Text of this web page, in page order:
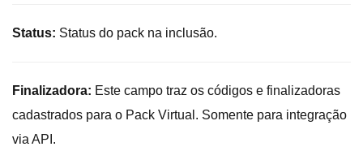
Status: Status do pack na inclusão.
Finalizadora: Este campo traz os códigos e finalizadoras
cadastrados para o Pack Virtual. Somente para integração
via API.